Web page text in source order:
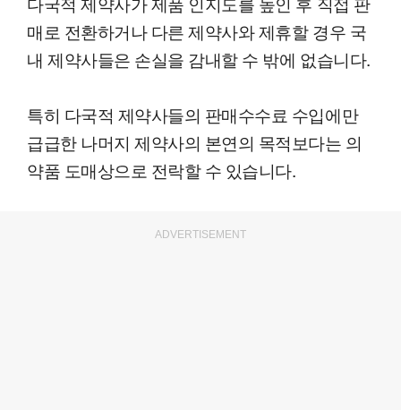
매로 전환하거나 다른 제약사와 제휴할 경우 국
내 제약사들은 손실을 감내할 수 밖에 없습니다.
특히 다국적 제약사들의 판매수수료 수입에만
급급한 나머지 제약사의 본연의 목적보다는 의
약품 도매상으로 전락할 수 있습니다.
ADVERTISEMENT